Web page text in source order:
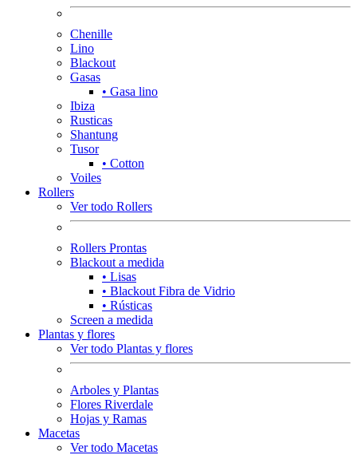
Chenille
Lino
Blackout
Gasas
• Gasa lino
Ibiza
Rusticas
Shantung
Tusor
• Cotton
Voiles
Rollers
Ver todo Rollers
Rollers Prontas
Blackout a medida
• Lisas
• Blackout Fibra de Vidrio
• Rústicas
Screen a medida
Plantas y flores
Ver todo Plantas y flores
Arboles y Plantas
Flores Riverdale
Hojas y Ramas
Macetas
Ver todo Macetas